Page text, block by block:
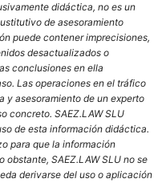
didáctica, no es un
de asesoramiento
puede contener imprecisiones,
desactualizados o
conclusiones en ella
Las operaciones en el tráfico
y asesoramiento de un experto
concreto. SAEZ.LAW SLU
de esta información didáctica.
para que la información
SAEZ.LAW SLU no se
derivarse del uso o aplicación